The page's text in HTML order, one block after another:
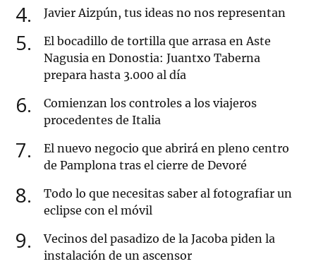
4 Javier Aizpún, tus ideas no nos representan
5
El bocadillo de tortilla que arrasa en Aste
Nagusia en Donostia: Juantxo Taberna
prepara hasta 3.000 al día
6
Comienzan los controles a los viajeros
procedentes de Italia
7
El nuevo negocio que abrirá en pleno centro
de Pamplona tras el cierre de Devoré
8
Todo lo que necesitas saber al fotografiar un
eclipse con el móvil
9
Vecinos del pasadizo de la Jacoba piden la
instalación de un ascensor